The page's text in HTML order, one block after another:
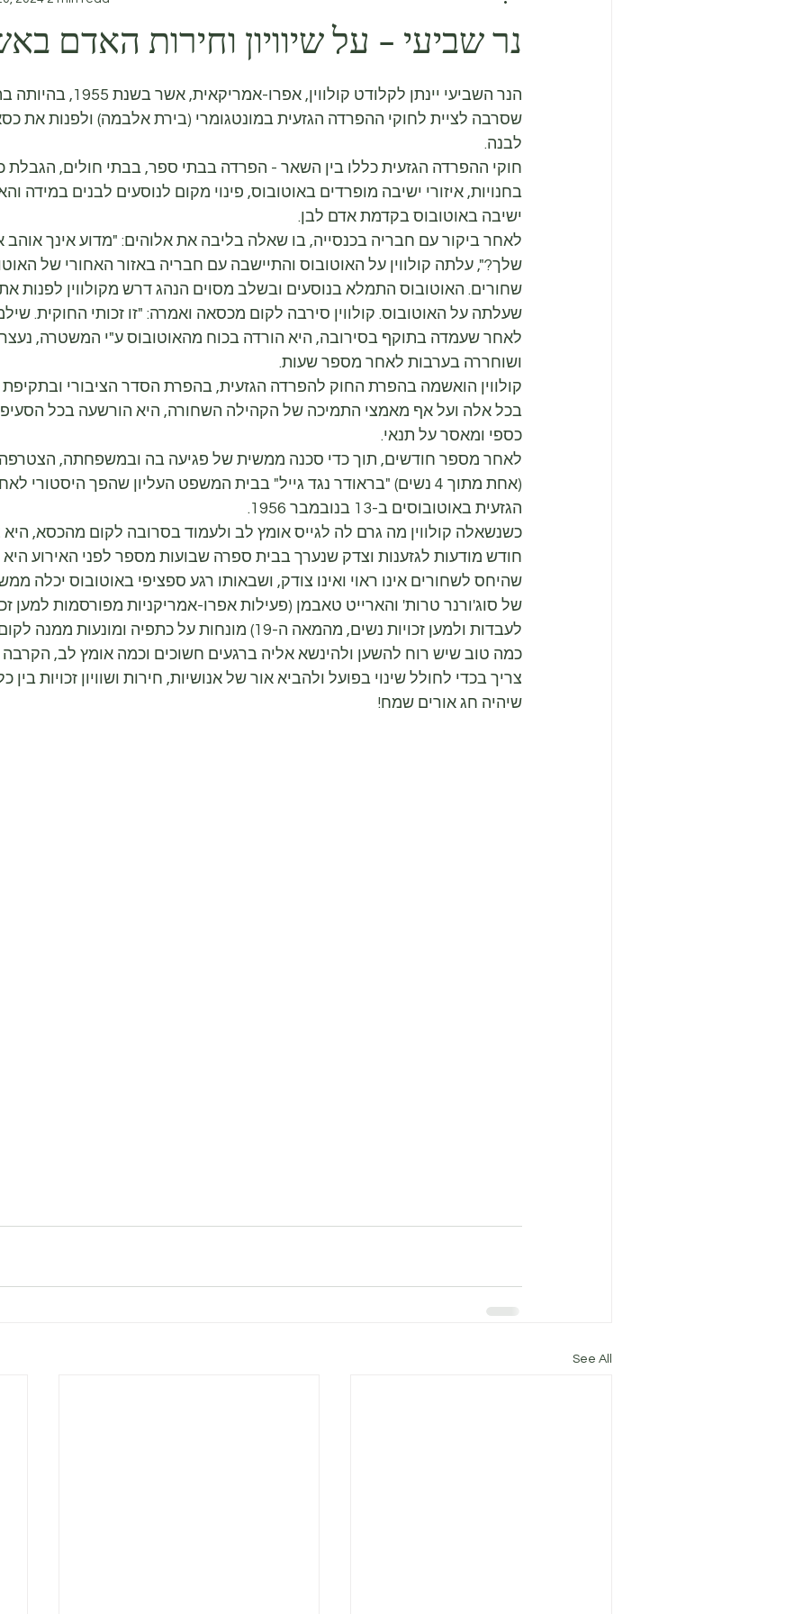
נר שביעי - על שיוויון וחירות האדם
שסרבה לציית לחוקי ההפרדה הגזעית במונטגומרי (בירת אלבמה) ולפנות את
לבנה.
חוקי ההפרדה הגזעית כללו בין השאר - הפרדה בבתי ספר, בבתי חולים, הגבלת
בחנויות, איזורי ישיבה מופרדים באוטובוס, פינוי מקום לנוסעים לבנים במידה
ישיבה באוטובוס בקדמת אדם לבן.
לאחר ביקור עם חבריה בכנסייה, בו שאלה בליבה את אלוהים: "מדוע אינך אוהב
שלך?", עלתה קולווין על האוטובוס והתיישבה עם חבריה באזור האחורי של
שחורים. האוטובוס התמלא בנוסעים ובשלב מסוים הנהג דרש מקולווין לפנות
שעלתה על האוטובוס. קולווין סירבה לקום מכסאה ואמרה: "זו זכותי החוקית.
לאחר שעמדה בתוקף בסירובה, היא הורדה בכוח מהאוטובוס ע"י המשטרה,
ושוחררה בערבות לאחר מספר שעות.
קולווין הואשמה בהפרת החוק להפרדה הגזעית, בהפרת הסדר הציבורי
בכל אלה ועל אף מאמצי התמיכה של הקהילה השחורה, היא הורשעה בכל
כספי ומאסר על תנאי.
לאחר מספר חודשים, תוך כדי סכנה ממשית של פגיעה בה ובמשפחתה, הצטרפה
(אחת מתוך 4 נשים) "בראודר נגד גייל" בבית המשפט העליון שהפך
הגזעית באוטובוסים ב-13 בנובמבר 1956.
כשנשאלה קולווין מה גרם לה לגייס אומץ לב ולעמוד בסרובה לקום מהכסא,
חודש מודעות לגזענות וצדק שנערך בבית ספרה שבועות מספר לפני האירוע
שהיחס לשחורים אינו ראוי ואינו צודק, ושבאותו רגע ספציפי באוטובוס יכלה
של סוג'ורנר טרות' והארייט טאבמן (פעילות אפרו-אמריקניות מפורסמות למען
לעבדות ולמען זכויות נשים, מהמאה ה-19) מונחות על כתפיה ומונעות ממנה לקום.
כמה טוב שיש רוח להשען ולהינשא אליה ברגעים חשוכים וכמה אומץ לב, הקרבה
צריך בכדי לחולל שינוי בפועל ולהביא אור של אנושיות, חירות ושוויון זכויות
שיהיה חג אורים שמח!
See All